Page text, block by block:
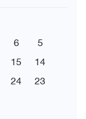
5
6
14
15
23
24